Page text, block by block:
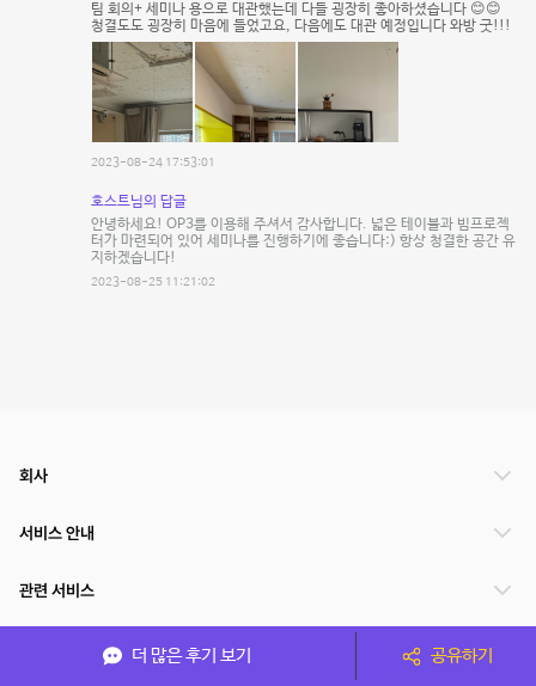
팀 회의+ 세미나 용으로 대관했는데 다들 굉장히 좋아하셨습니다 😊😊
청결도도 굉장히 마음에 들었고요, 다음에도 대관 예정입니다 와방 굿!!!
2023-08-24 17:53:01
호스트님의 답글
안녕하세요! OP3를 이용해 주셔서 감사합니다. 넓은 테이블과 빔프로젝
터가 마련되어 있어 세미나를 진행하기에 좋습니다:) 항상 청결한 공간 유
지하겠습니다!
2023-08-25 11:21:02
더 많은 후기 보기 공유하기
회사
서비스 안내
관련 서비스